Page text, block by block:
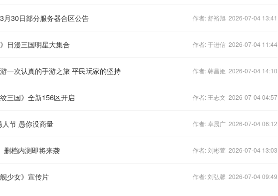
3月30日部分服务器合区公告 作者: 舒裕旭 2026-07-04 13:41
日漫三国明星大集合 作者: 于进信 2026-07-04 11:44
游一次认真的手游之旅 平民玩家的坚持 作者: 韩昌姬 2026-07-04 14:10
三国》全新156区开启 作者: 王志文 2026-07-04 04:57
人节 愚你没商量 作者: 卓晨广 2026-07-04 06:12
删档内测即将来袭 作者: 刘彬萱 2026-07-04 13:03
少女》宣传片 作者: 刘弘馨 2026-07-04 09:49